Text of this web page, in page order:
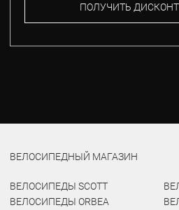
ПОЛУЧИТЬ
ВЕЛОСИПЕДНЫЙ МАГАЗИН
ВЕЛОСИПЕДЫ SCOTT
ВЕЛОСИПЕДЫ ORBEA